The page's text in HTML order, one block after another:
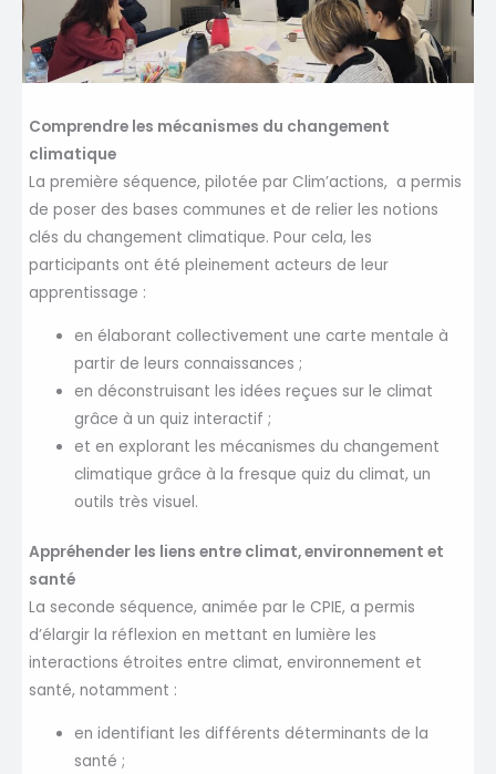
Comprendre les mécanismes du changement
climatique
La première séquence, pilotée par Clim’actions, a permis
de poser des bases communes et de relier les notions
clés du changement climatique. Pour cela, les
participants ont été pleinement acteurs de leur
apprentissage :
en élaborant collectivement une carte mentale à
partir de leurs connaissances ;
en déconstruisant les idées reçues sur le climat
grâce à un quiz interactif ;
et en explorant les mécanismes du changement
climatique grâce à la fresque quiz du climat, un
outils très visuel.
Appréhender les liens entre climat, environnement et
santé
La seconde séquence, animée par le CPIE, a permis
d’élargir la réflexion en mettant en lumière les
interactions étroites entre climat, environnement et
santé, notamment :
en identifiant les différents déterminants de la
santé ;